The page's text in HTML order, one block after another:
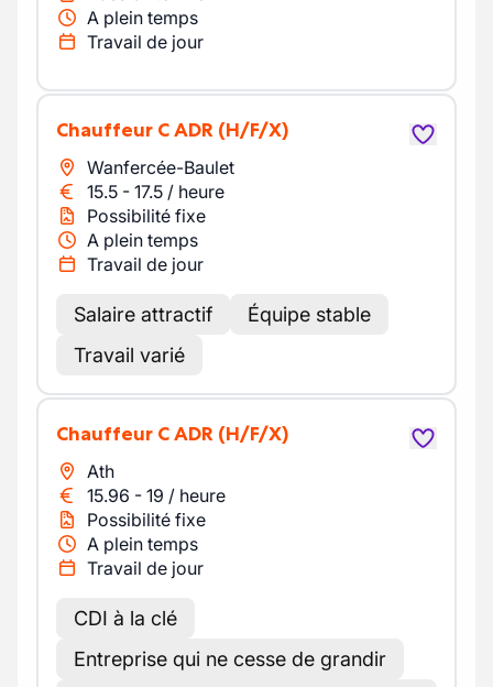
A plein temps
Travail de jour
Chauffeur C ADR (H/F/X)
Wanfercée-Baulet
15.5 - 17.5 / heure
Possibilité fixe
A plein temps
Travail de jour
Salaire attractif
Équipe stable
Travail varié
Chauffeur C ADR (H/F/X)
Ath
15.96 - 19 / heure
Possibilité fixe
A plein temps
Travail de jour
CDI à la clé
Entreprise qui ne cesse de grandir